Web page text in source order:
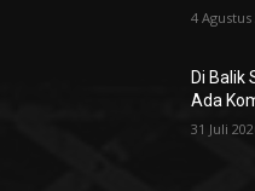
4 Agustus
Di Balik
Ada
31 Juli